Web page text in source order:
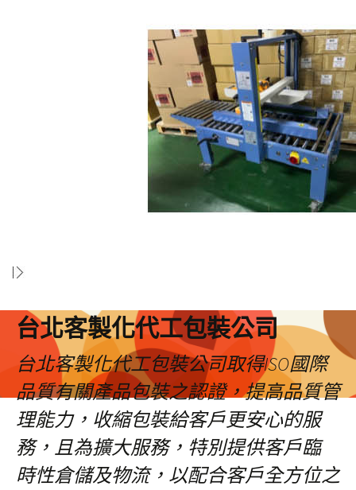
台北客製化代工包裝公司
台北客製化代工包裝公司取得ISO國際
品質有關產品包裝之認證，提高品質管
理能力，收縮包裝給客戶更安心的服
務，且為擴大服務，特別提供客戶臨
時性倉儲及物流，以配合客戶全方位之